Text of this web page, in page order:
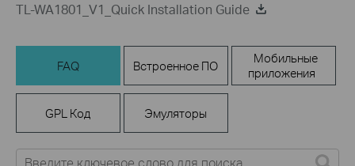
TL-WA1801_V1_Quick Installation Guide
FAQ Встроенное ПО
Мобильные
приложения
GPL Код Эмуляторы